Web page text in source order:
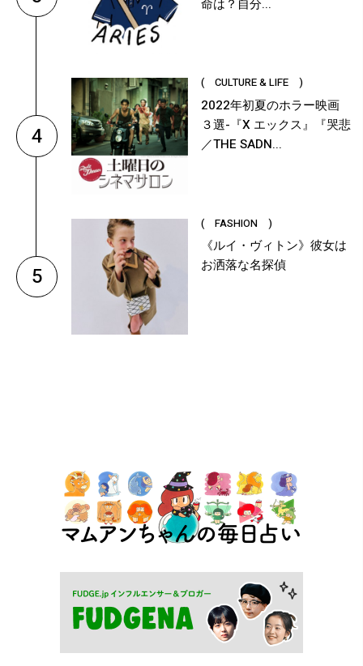
命は？自分...
4
( CULTURE & LIFE )
2022年初夏のホラー映画
３選-『X エックス』『哭悲
／THE SADN...
5
( FASHION )
《ルイ・ヴィトン》彼女は
お洒落な名探偵